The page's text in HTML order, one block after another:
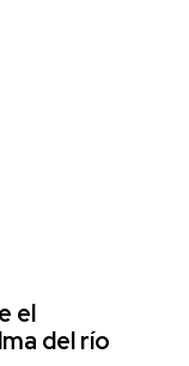
el
del río